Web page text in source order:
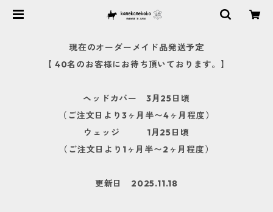
現在のオーダーメイド品発送予定
【 40名のお客様にお待ち頂いております。】
ヘッドカバー 3月25日頃
（ご注文日より3ヶ月半〜4ヶ月程度）
ウェッジ 1月25日頃
（ご注文日より1ヶ月半〜2ヶ月程度）
更新日 2025.11.18